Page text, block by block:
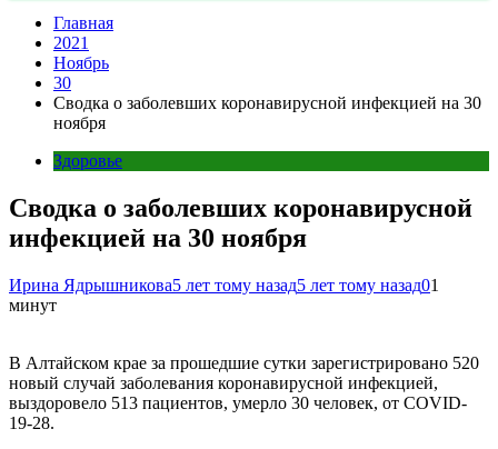
Главная
2021
Ноябрь
30
Сводка о заболевших коронавирусной инфекцией на 30
ноября
Здоровье
Сводка о заболевших коронавирусной
инфекцией на 30 ноября
Ирина Ядрышникова5 лет тому назад5 лет тому назад01
минут
В Алтайском крае за прошедшие сутки зарегистрировано 520
новый случай заболевания коронавирусной инфекцией,
выздоровело 513 пациентов, умерло 30 человек, от COVID-
19-28.